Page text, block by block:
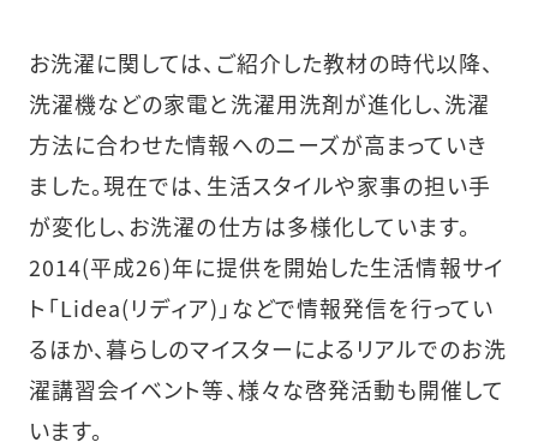
お洗濯に関しては、ご紹介した教材の時代以降、
洗濯機などの家電と洗濯用洗剤が進化し、洗濯
方法に合わせた情報へのニーズが高まっていき
ました。現在では、生活スタイルや家事の担い手
が変化し、お洗濯の仕方は多様化しています。
2014(平成26)年に提供を開始した生活情報サイ
ト「Lidea(リディア)」などで情報発信を行ってい
るほか、暮らしのマイスターによるリアルでのお洗
濯講習会イベント等、様々な啓発活動も開催して
います。